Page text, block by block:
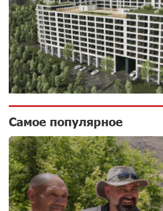
При поддержке Ucom в
установлена солнечная
15 кВт
Новые финансовые навыки
Кругом война. А вас вводят
Карапетян
Центр продаж и
Самое популярное
1